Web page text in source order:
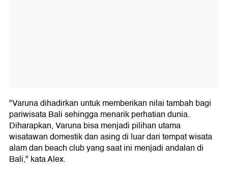
"Varuna dihadirkan untuk memberikan nilai tambah bagi
pariwisata Bali sehingga menarik perhatian dunia.
Diharapkan, Varuna bisa menjadi pilihan utama
wisatawan domestik dan asing di luar dari tempat wisata
alam dan beach club yang saat ini menjadi andalan di
Bali," kata Alex.